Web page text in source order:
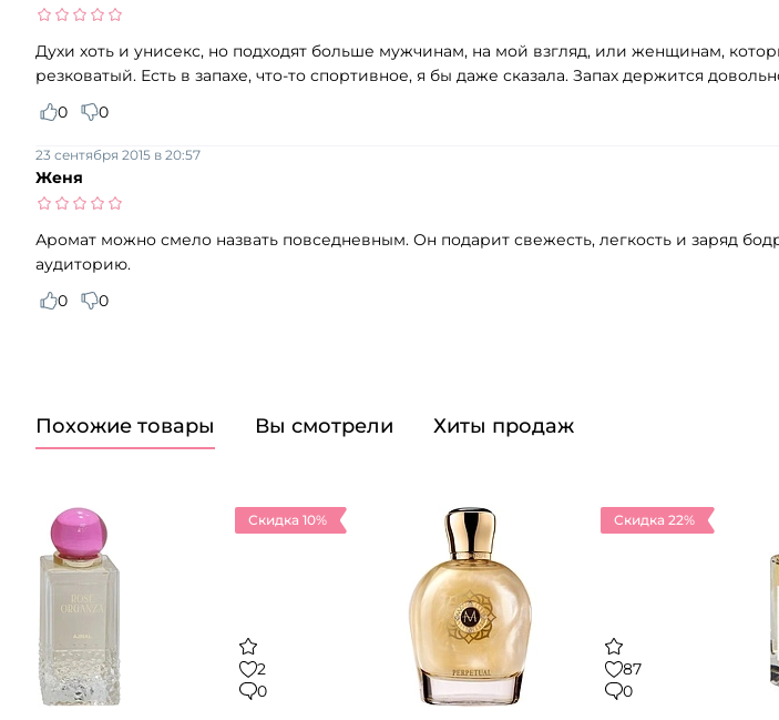
Духи хоть и унисекс, но подходят больше мужчинам, на мой взгляд, или женщинам,
резковатый. Есть в запахе, что-то спортивное, я бы даже сказала. Запах держится
0
0
Женя
23 сентября 2015 в 20:57
Аромат можно смело назвать повседневным. Он подарит свежесть, легкость и заряд
аудиторию.
0
0
Похожие товары Вы смотрели Хиты продаж
Скидка 10%
2
0
Скидка 22%
87
0